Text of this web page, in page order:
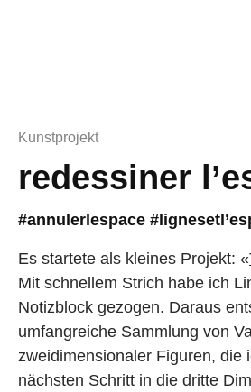
Kunstprojekt
redessiner
#annulerlespace
Es startete als kleines Projekt: «
Mit schnellem Strich habe ich
Notizblock gezogen. Daraus
umfangreiche Sammlung von
zweidimensionaler Figuren, die
nächsten Schritt in die dritte